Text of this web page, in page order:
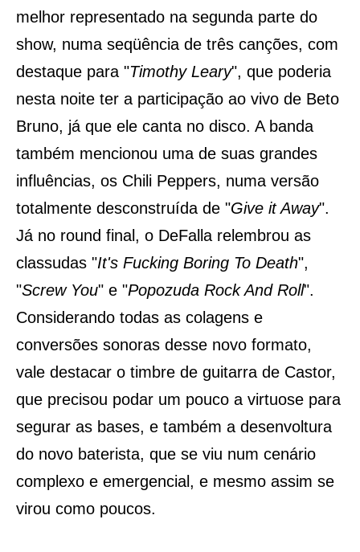
melhor representado na segunda parte do
show, numa seqüência de três canções, com
destaque para "Timothy Leary", que poderia
nesta noite ter a participação ao vivo de Beto
Bruno, já que ele canta no disco. A banda
também mencionou uma de suas grandes
influências, os Chili Peppers, numa versão
totalmente desconstruída de "Give it Away".
Já no round final, o DeFalla relembrou as
classudas "It's Fucking Boring To Death",
"Screw You" e "Popozuda Rock And Roll".
Considerando todas as colagens e
conversões sonoras desse novo formato,
vale destacar o timbre de guitarra de Castor,
que precisou podar um pouco a virtuose para
segurar as bases, e também a desenvoltura
do novo baterista, que se viu num cenário
complexo e emergencial, e mesmo assim se
virou como poucos.